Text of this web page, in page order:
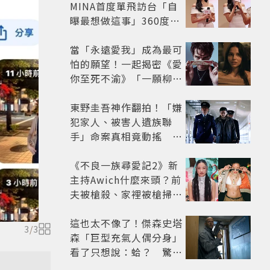
3/3
MINA首度單飛訪台「自
曝最想做這事」360度0
開
當「永遠愛我」成為最可
怕的願望！一起揭密《愛
你至死不渝》「一願柳」
路
東野圭吾神作翻拍！「嫌
犯家人、被害人遺族聯
手」命案真相竟動搖
框架展開
《不良一族尋愛記2》新
主持Awich什麼來頭？前
夫被槍殺、家裡被槍掃射
馬！
這也太不像了！傑森史塔
森「巨型充氣人偶分身」
看了只想說：蛤？ 驚喜